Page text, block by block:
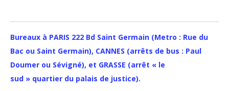
Bureaux à PARIS 222 Bd Saint Germain (Metro : Rue du
Bac ou Saint Germain), CANNES (arrêts de bus : Paul
Doumer ou Sévigné), et GRASSE (arrêt « le
sud » quartier du palais de justice).